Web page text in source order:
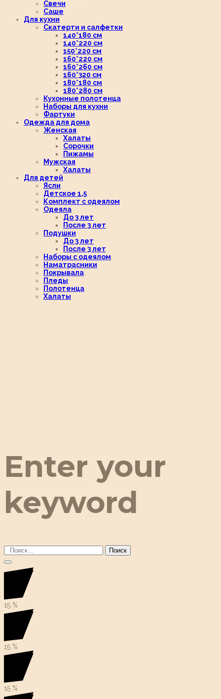
Свечи
Саше
Для кухни
Скатерти и салфетки
140*180 см
140*220 см
150*220 см
160*220 см
160*260 см
160*320 см
180*180 см
180*280 см
Кухонные полотенца
Наборы для кухни
Фартуки
Одежда для дома
Женская
Халаты
Сорочки
Пижамы
Мужская
Халаты
Для детей
Ясли
Детское 1,5
Комплект с одеялом
Одеяла
До 3 лет
После 3 лет
Подушки
До 3 лет
После 3 лет
Наборы с одеялом
Наматрасники
Покрывала
Пледы
Полотенца
Халаты
Enter your
keyword
Поиск
15 %
15 %
15 %